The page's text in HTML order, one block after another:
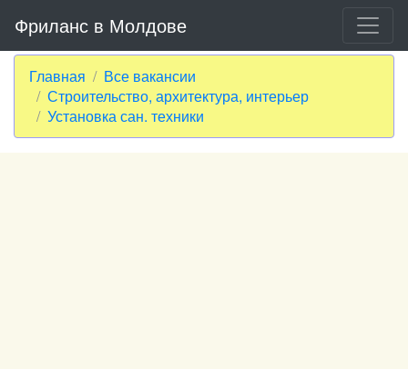
Фриланс в Молдове
Главная
Все вакансии
Строительство, архитектура, интерьер
Установка сан. техники